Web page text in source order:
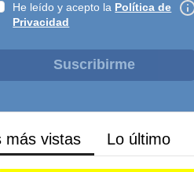
He leído y acepto la Política de
Privacidad
Suscribirme
más vistas Lo último